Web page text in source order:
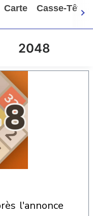
Carte Casse-Tête
2048
l'annonce